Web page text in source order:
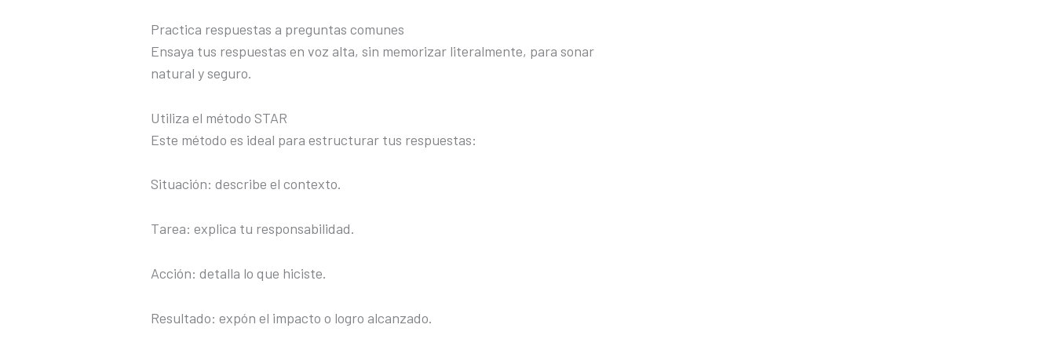
Practica respuestas a preguntas comunes
Ensaya tus respuestas en voz alta, sin memorizar literalmente, para sonar
natural y seguro.
Utiliza el método STAR
Este método es ideal para estructurar tus respuestas:
Situación: describe el contexto.
Tarea: explica tu responsabilidad.
Acción: detalla lo que hiciste.
Resultado: expón el impacto o logro alcanzado.